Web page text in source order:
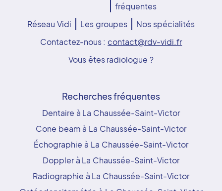
fréquentes
Réseau Vidi
Les groupes
Nos spécialités
Contactez-nous : contact@rdv-vidi.fr
Vous êtes radiologue ?
Recherches fréquentes
Dentaire à La Chaussée-Saint-Victor
Cone beam à La Chaussée-Saint-Victor
Échographie à La Chaussée-Saint-Victor
Doppler à La Chaussée-Saint-Victor
Radiographie à La Chaussée-Saint-Victor